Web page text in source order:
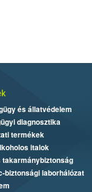
és állatvédelem
diagnosztika
termékek
italok
takarmánybiztonság
biztonsági laborhálózat